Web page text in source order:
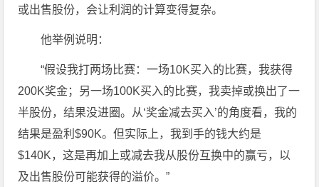
或出售股份，会让利润的计算变得复杂。
他举例说明：
“假设我打两场比赛：一场10K买入的比赛，我获得
200K奖金；另一场100K买入的比赛，我卖掉或换出了一
半股份，结果没进圈。从‘奖金减去买入’的角度看，我的
结果是盈利$90K。但实际上，我到手的钱大约是
$140K，这是再加上或减去我从股份互换中的赢亏，以
及出售股份可能获得的溢价。”